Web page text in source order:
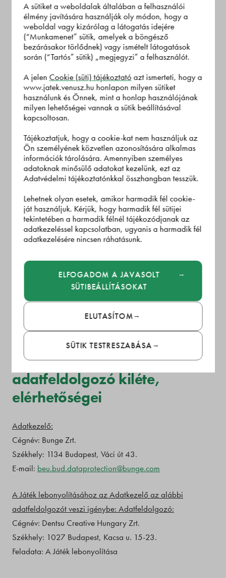
A Játékos a Játékban történő részvételével
(Pályázat beküldésével) elismeri, hogy a Részvételi-
és Játékszabályzat, illetve jelen Adatkezelési
vonatkozó jelölőnégyzet bejelölésével
egyértelműen elfogadta, így a Játékban történő
részvétellel egyben tájékozott, önkéntes és
kifejezett hozzájárulását adja a jelen Adatkezelési
tájékoztatóban meghatározott célok szerinti
személyes adatainak kezeléséhez.
Adatkezelő felhívja a Játékos figyelmét, hogy a Játékos az
adatkezeléshez adott hozzájárulását bármikor - a
vonatkozó jogszabályban foglaltak szerint - ingyenesen,
korlátozásmentesen, indokolás nélkül visszavonhatja,
azonban ez nem érinti a visszavonás időpontjáig vele
jogszerűségét. Felhívjuk a Játékos figyelmét, amennyiben az
adatkezeléshez adott hozzájárulást visszavonja, úgy ezzel
a Játékban történő részvételtől is visszalép, hiszen
adatainak kezelése szükségesek a Játékban történő
1. Adatkezelő és
adatfeldolgozó kiléte,
elérhetőségei
Adatkezelő:
Cégnév: Bunge Zrt.
Székhely: 1134 Budapest, Váci út 43.
E-mail: beu.bud.dataprotection@bunge.com
A Játék lebonyolításához az Adatkezelő az alábbi
adatfeldolgozót veszi igénybe: Adatfeldolgozó:
Cégnév: Dentsu Creative Hungary Zrt.
Székhely: 1027 Budapest, Kacsa u. 15-23.
Feladata: A Játék lebonyolítása
A sütiket a weboldalak általában a felhasználói
élmény javítására használják oly módon, hogy a
weboldal vagy kizárólag a látogatás idejére
(“Munkamenet” sütik, amelyek a böngésző
bezárásakor törlődnek) vagy ismételt látogatások
során (“Tartós” sütik) „megjegyzi” a felhasználót.
A jelen Cookie (süti) tájékoztatóazt ismerteti, hogy a
www.jatek.venusz.hu honlapon milyen sütiket
használunk és Önnek, mint a honlap használójának
milyen lehetőségei vannak a sütik beállításával
kapcsoltosan.
Tájékoztatjuk, hogy a cookie-kat nem használjuk az
Ön személyének közvetlen azonosítására alkalmas
információk tárolására. Amennyiben személyes
adatoknak minősülő adatokat kezelünk, ezt az
Adatvédelmi tájékoztatónkkal összhangban tesszük.
Lehetnek olyan esetek, amikor harmadik fél cookie-
ját használjuk. Kérjük, hogy harmadik fél sütijei
tekintetében a harmadik félnél tájékozódjanak az
adatkezeléssel kapcsolatban, ugyanis a harmadik fél
adatkezelésére nincsen ráhatásunk.
ELFOGADOM A JAVASOLT
SÜTIBEÁLLÍTÁSOKAT
ELUTASÍTOM
SÜTIK TESTRESZABÁSA